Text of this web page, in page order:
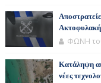
ΦΩΝΗ
Κατάληψη
νέες